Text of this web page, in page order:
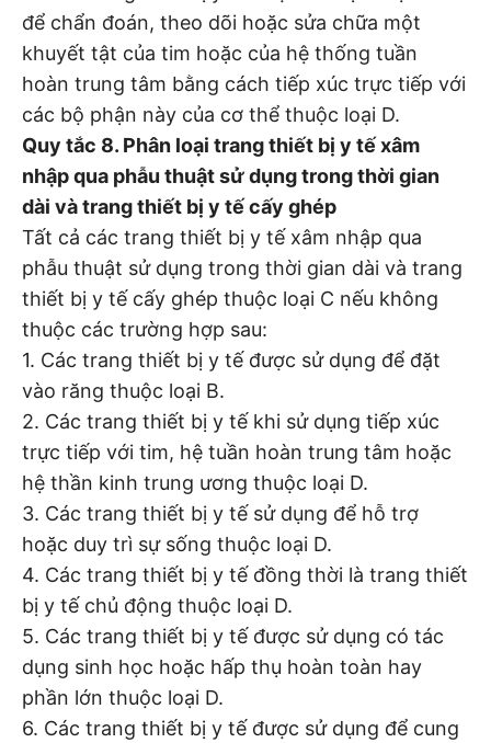
để chẩn đoán, theo dõi hoặc sửa chữa một
khuyết tật của tim hoặc của hệ thống tuần
hoàn trung tâm bằng cách tiếp xúc trực tiếp với
các bộ phận này của cơ thể thuộc loại D.
Quy tắc 8. Phân loại trang thiết bị y tế xâm
nhập qua phẫu thuật sử dụng trong thời gian
dài và trang thiết bị y tế cấy ghép
Tất cả các trang thiết bị y tế xâm nhập qua
phẫu thuật sử dụng trong thời gian dài và trang
thiết bị y tế cấy ghép thuộc loại C nếu không
thuộc các trường hợp sau:
1. Các trang thiết bị y tế được sử dụng để đặt
vào răng thuộc loại B.
2. Các trang thiết bị y tế khi sử dụng tiếp xúc
trực tiếp với tim, hệ tuần hoàn trung tâm hoặc
hệ thần kinh trung ương thuộc loại D.
3. Các trang thiết bị y tế sử dụng để hỗ trợ
hoặc duy trì sự sống thuộc loại D.
4. Các trang thiết bị y tế đồng thời là trang thiết
bị y tế chủ động thuộc loại D.
5. Các trang thiết bị y tế được sử dụng có tác
dụng sinh học hoặc hấp thụ hoàn toàn hay
phần lớn thuộc loại D.
6. Các trang thiết bị y tế được sử dụng để cung